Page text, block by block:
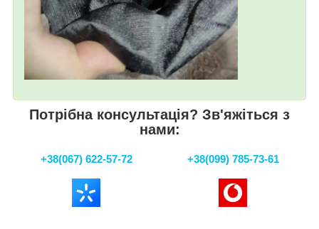
Потрібна консультація? Зв'яжіться з
нами:
+38(067) 622-57-72 +38(099) 785-73-61